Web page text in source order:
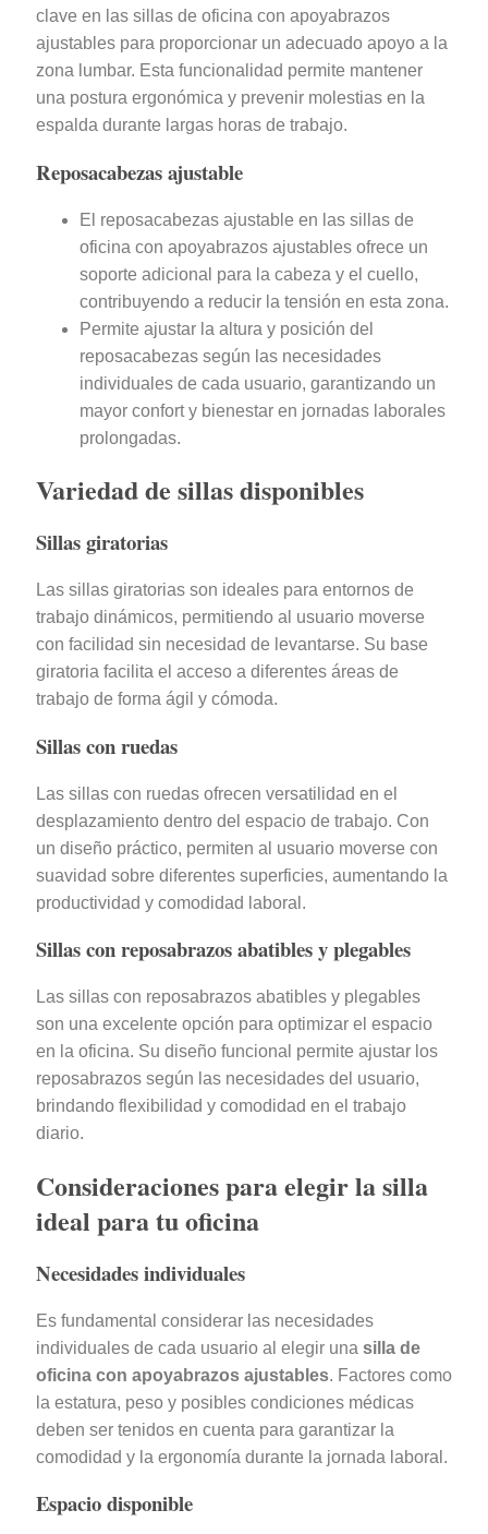
clave en las sillas de oficina con apoyabrazos
ajustables para proporcionar un adecuado apoyo a la
zona lumbar. Esta funcionalidad permite mantener
una postura ergonómica y prevenir molestias en la
espalda durante largas horas de trabajo.
Reposacabezas ajustable
El reposacabezas ajustable en las sillas de
oficina con apoyabrazos ajustables ofrece un
soporte adicional para la cabeza y el cuello,
contribuyendo a reducir la tensión en esta zona.
Permite ajustar la altura y posición del
reposacabezas según las necesidades
individuales de cada usuario, garantizando un
mayor confort y bienestar en jornadas laborales
prolongadas.
Variedad de sillas disponibles
Sillas giratorias
Las sillas giratorias son ideales para entornos de
trabajo dinámicos, permitiendo al usuario moverse
con facilidad sin necesidad de levantarse. Su base
giratoria facilita el acceso a diferentes áreas de
trabajo de forma ágil y cómoda.
Sillas con ruedas
Las sillas con ruedas ofrecen versatilidad en el
desplazamiento dentro del espacio de trabajo. Con
un diseño práctico, permiten al usuario moverse con
suavidad sobre diferentes superficies, aumentando la
productividad y comodidad laboral.
Sillas con reposabrazos abatibles y plegables
Las sillas con reposabrazos abatibles y plegables
son una excelente opción para optimizar el espacio
en la oficina. Su diseño funcional permite ajustar los
reposabrazos según las necesidades del usuario,
brindando flexibilidad y comodidad en el trabajo
diario.
Consideraciones para elegir la silla
ideal para tu oficina
Necesidades individuales
Es fundamental considerar las necesidades
individuales de cada usuario al elegir una silla de
oficina con apoyabrazos ajustables. Factores como
la estatura, peso y posibles condiciones médicas
deben ser tenidos en cuenta para garantizar la
comodidad y la ergonomía durante la jornada laboral.
Espacio disponible